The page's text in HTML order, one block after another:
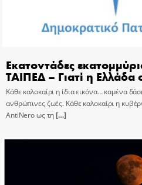
Εκατοντάδες
ΤΑΙΠΕΔ – Γιατί η Ελλάδα
Κάθε καλοκαίρι η ίδια εικόνα… καμένα
ανθρώπινες ζωές. Κάθε καλοκαίρι η
AntiNero ως τη[…]